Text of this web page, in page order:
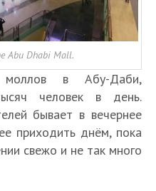
Abu Dhabi Mall.
в Абу-Даби,
человек в день.
бывает в вечернее
приходить днём, пока
свежо и не так много